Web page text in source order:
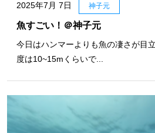
2025年7月 7日 神子元
魚すごい！＠神子元
今日はハンマーよりも魚の凄さが目
度は10~15mくらいで...